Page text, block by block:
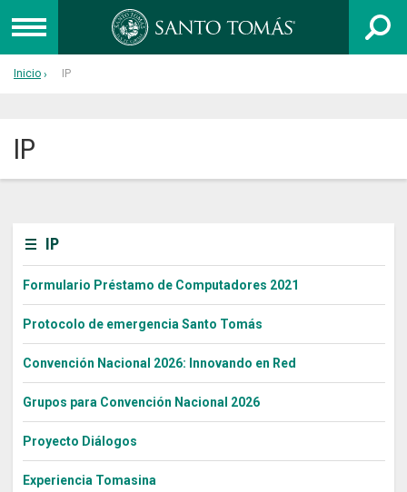
UNIVERSIDAD
Colegios
Egresados
Postgrado
Libro 40 años
Sitios Santo Tomás
English Version
Inicio IP
IP
IP
Formulario Préstamo de Computadores 2021
Protocolo de emergencia Santo Tomás
Convención Nacional 2026: Innovando en Red
Grupos para Convención Nacional 2026
Proyecto Diálogos
Experiencia Tomasina